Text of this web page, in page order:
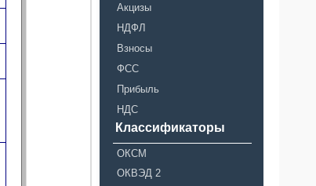
Акцизы
НДФЛ
Взносы
ФСС
Прибыль
НДС
Классификаторы
ОКСМ
ОКВЭД 2